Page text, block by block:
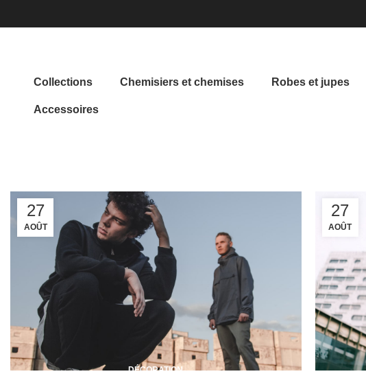
Collections Chemisiers et chemises Robes et jupes
Accessoires
27
AOÛT
DÉCORATION
27
AOÛT